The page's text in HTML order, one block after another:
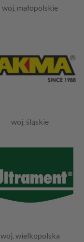
woj. małopolskie
woj. śląskie
woj. wielkopolska